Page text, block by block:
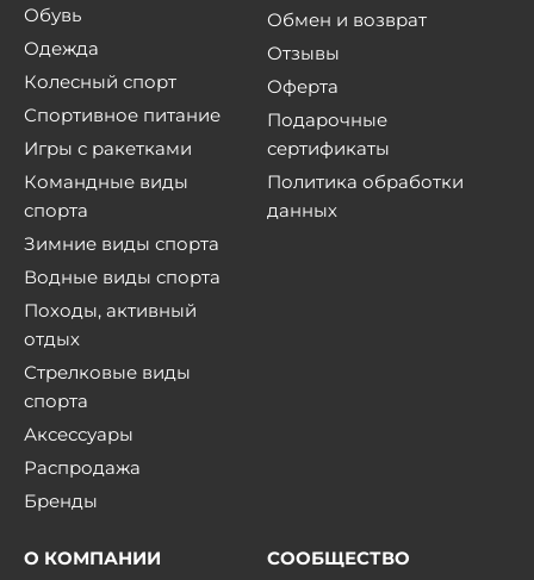
Обувь
Одежда
Колесный спорт
Спортивное питание
Игры с ракетками
Командные виды
спорта
Зимние виды спорта
Водные виды спорта
Походы, активный
отдых
Стрелковые виды
спорта
Аксессуары
Распродажа
Бренды
Обмен и возврат
Отзывы
Оферта
Подарочные
сертификаты
Политика обработки
данных
О КОМПАНИИ
СООБЩЕСТВО